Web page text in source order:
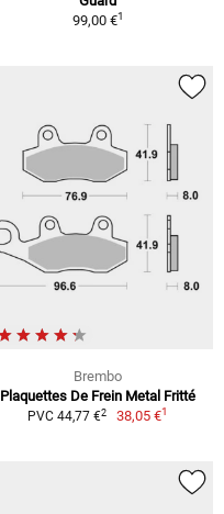
99,00 €1
Brembo
Plaquettes De Frein Metal Fritté
PVC 44,77 €2 38,05 €1